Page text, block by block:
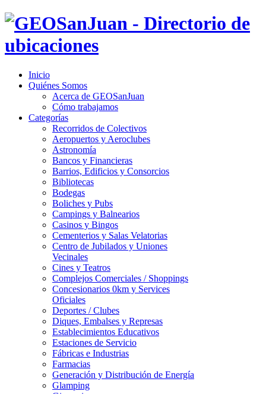
Inicio
Quiénes Somos
Acerca de GEOSanJuan
Cómo trabajamos
Categorías
Recorridos de Colectivos
Aeropuertos y Aeroclubes
Astronomía
Bancos y Financieras
Barrios, Edificios y Consorcios
Bibliotecas
Bodegas
Boliches y Pubs
Campings y Balnearios
Casinos y Bingos
Cementerios y Salas Velatorias
Centro de Jubilados y Uniones
Vecinales
Cines y Teatros
Complejos Comerciales / Shoppings
Concesionarios 0km y Services
Oficiales
Deportes / Clubes
Diques, Embalses y Represas
Establecimientos Educativos
Estaciones de Servicio
Fábricas e Industrias
Farmacias
Generación y Distribución de Energía
Glamping